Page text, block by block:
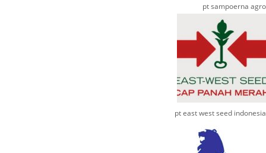
pt sampoerna agro
pt east west seed indonesia